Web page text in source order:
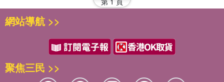
網站導航 >>
聚焦三民 >>